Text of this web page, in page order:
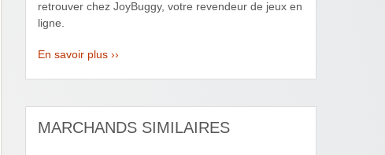
retrouver chez JoyBuggy, votre revendeur de jeux en
ligne.
En savoir plus ››
MARCHANDS SIMILAIRES